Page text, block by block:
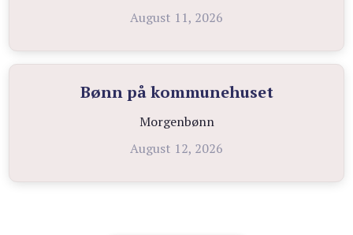
August 11, 2026
Bønn på kommunehuset
Morgenbønn
August 12, 2026